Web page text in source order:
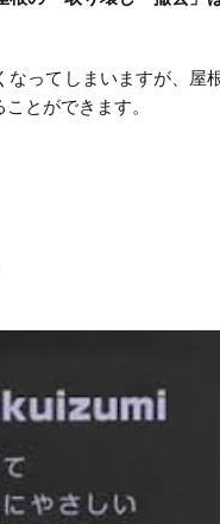
なってしまいますが、屋
とができます。